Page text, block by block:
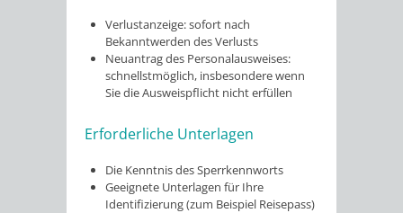
Verlustanzeige: sofort nach
Bekanntwerden des Verlusts
Neuantrag des Personalausweises:
schnellstmöglich, insbesondere wenn
Sie die Ausweispflicht nicht erfüllen
Erforderliche Unterlagen
Die Kenntnis des Sperrkennworts
Geeignete Unterlagen für Ihre
Identifizierung (zum Beispiel Reisepass)